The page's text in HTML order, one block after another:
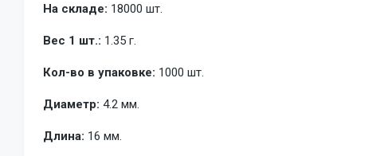
На складе: 18000 шт.
Вес 1 шт.: 1.35 г.
Кол-во в упаковке: 1000 шт.
Диаметр: 4.2 мм.
Длина: 16 мм.